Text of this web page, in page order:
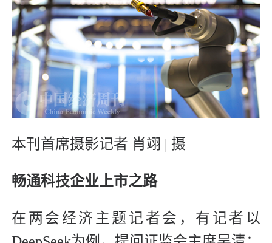
本刊首席摄影记者 肖翊 | 摄
畅通科技企业上市之路
在两会经济主题记者会，有记者以